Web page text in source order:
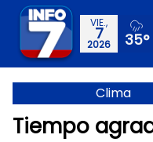
VIE.,
7
2026 35°
Clima
Tiempo